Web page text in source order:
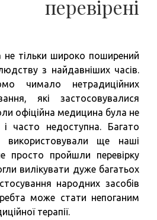
перевірені
не тільки широко поширений
з найдавніших часів.
чимало нетрадиційних
які застосовувалися
офіційна медицина була не
і часто недоступна. Багато
використовували ще наші
просто пройшли перевірку
вилікувати дуже багатьох
народних засобів
може стати непоганим
терапії.